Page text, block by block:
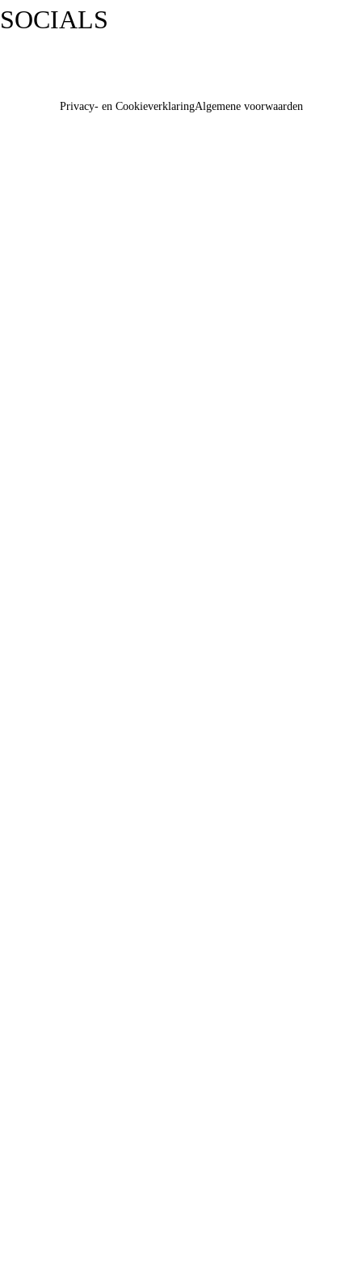
SOCIALS
Privacy- en CookieverklaringAlgemene voorwaarden